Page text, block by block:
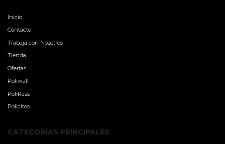
Inicio
Contacto
Trabaja con Nosotros
Tienda
Ofertas
Poliwall
PoliRass
Policitos
CATEGORÍAS PRINCIPALES